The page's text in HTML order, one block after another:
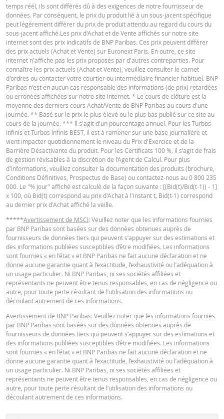
BNP Paribas n’agit pas en tant que conseiller juridique ou fiscal, comptable
conseiller en investissement et n’a aucune obligation de fiduciaire à votre
en ce qui concerne le calculateur et / ou en relation avec des transactions
des produits émis par BNP Paribas ou d’autres transactions connexes. Vous
pouvez pas compter sur BNP Paribas pour des conseils en investissement
des recommandations de quelque nature que ce soit. Bien que les prix
soient basés sur des informations jugées fiables, leur exactitude ou leur
exhaustivité n'est pas garantie. BNP Paribas n'offre aucune garantie en ce
concerne les informations fournies par la calculatrice et décline toute
responsabilité pour tout dommage direct, indirect, spécial, accessoire,
immatériel ou consécutif (y compris le manque à gagner) résultant de
manière que ce soit de l'utilisation de la calculatrice par vous. ou vos
ou les informations contenues dans ce document. Les données de taux de
change saisies proviennent de BNP Paribas et s’appliquent strictement à la
indiquée. Les taux indiqués par la calculatrice sont indicatifs et destinés à
fins d’information uniquement. L'information sur les prix ne constitue pas
invitation ou une offre d'achat ou de vente de titres ou d'autres instruments
financiers. Les informations sont exclusivement destinées à être utilisées
destinataires prévus. Il est interdit de reproduire, distribuer ou copier ces
informations, en tout ou en partie, à quelque fin que ce soit sans
disponibles sur demande auprès de BNP Paribas.
KEY INFORMATION DOCUMENTS
Key Information Document (FR)
QUOTES
Latest Product Quotes
temps réél, ils sont différés dû à des exigences de notre fournisseur de
données. Par conséquent, le prix du produit lié à un sous-jacent spécifique
peut légèrement différer du prix de produit attendu au regard du cours du
sous-jacent affiché.Les prix d'Achat et de Vente affichés sur notre site
internet sont des prix indicatifs de BNP Paribas. Ces prix peuvent différer
des prix actuels (Achat et Vente) sur Euronext Paris. En outre, ce site
internet n'affiche pas les prix proposés par d'autres contreparties. Pour
connaître les prix actuels (Achat et Vente), veuillez consulter le carnet
d'ordres ou contacter votre courtier ou intermédiaire financier habituel. BNP
Paribas n'est en aucun cas responsable des informations (de prix) retardées
ou erronées affichées sur notre site internet. * Le cours de clôture est la
moyenne des derniers cours Achat/Vente de BNP Paribas au cours d'une
journée. ** Basé sur le prix le plus élevé ou le plus bas publié sur ce site au
cours de la journée. *** Il s'agit d'un pourcentage annuel. Pour les Turbos
Infinis et Turbos Infinis BEST, il est à ramener sur une base journalière et
vient impacter quotidiennement le niveau du Prix d'Exercice et de la
Barrière Désactivante du produit. Pour les Certificats 100 %, il s’agit de frais
de gestion révisables à la discrétion de l’Agent de Calcul. Pour plus
d'informations, veuillez consulter la documentation des produits (brochure,
Conditions Définitives, Prospectus de Base) ou contactez-nous au 0 800 235
000. Le "% jour" affiché est calculé de la façon suivante : [(Bid(t)/Bid(t-1)) - 1]
x 100, où Bid(t) correspond au prix d'Achat à l'instant t, Bid(t-1) correspond
au dernier prix d'Achat affiché la veille.
*****Avertissement de MSCI: Veuillez noter que les informations fournies
par BNP Paribas sont basées sur des données obtenues auprès de
fournisseurs de données tiers qui peuvent s’appuyer sur des estimations et
des informations publiées susceptibles d’être modifiées. Les informations
sont fournies « en l’état » et BNP Paribas ne fait aucune déclaration et ne
donne aucune garantie quant à l’exactitude, l’exhaustivité ou l’adéquation à
un usage particulier. Ni BNP Paribas, ni ses sociétés affiliées et
représentants ne peuvent être tenus responsables, en cas de négligence ou
autre, pour toute perte résultant de l’utilisation des informations ou
découlant autrement de ces informations.
Avertissement de BNP Paribas: Veuillez noter que les informations fournies
par BNP Paribas sont basées sur des données obtenues auprès de
fournisseurs de données tiers qui peuvent s’appuyer sur des estimations et
des informations publiées susceptibles d’être modifiées. Les informations
sont fournies « en l’état » et BNP Paribas ne fait aucune déclaration et ne
donne aucune garantie quant à l’exactitude, l’exhaustivité ou l’adéquation à
un usage particulier. Ni BNP Paribas, ni ses sociétés affiliées et
représentants ne peuvent être tenus responsables, en cas de négligence ou
autre, pour toute perte résultant de l’utilisation des informations ou
découlant autrement de ces informations.